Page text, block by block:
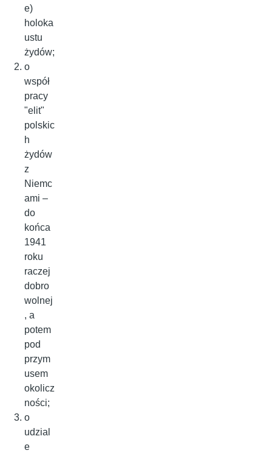
e)
holoka
ustu
żydów;
o
współ
pracy
"elit"
polskic
h
żydów
z
Niemc
ami –
do
końca
1941
roku
raczej
dobro
wolnej
, a
potem
pod
przym
usem
okolicz
ności;
o
udzial
e